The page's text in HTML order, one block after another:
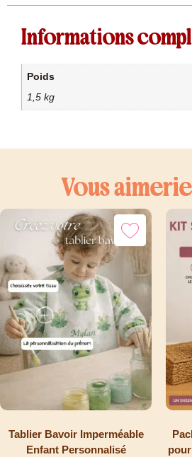
Informations
Poids
1,5 kg
Vous
Tablier Bavoir Imperméable
Enfant Personnalisé